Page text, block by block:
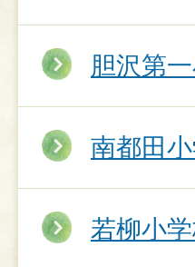
胆沢第
南都田
若柳小